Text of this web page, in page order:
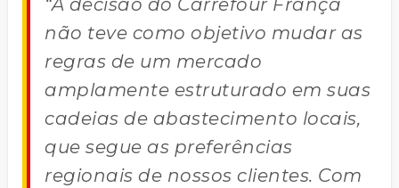
“A decisão do Carrefour França
não teve como objetivo mudar as
regras de um mercado
amplamente estruturado em suas
cadeias de abastecimento locais,
que segue as preferências
regionais de nossos clientes. Com